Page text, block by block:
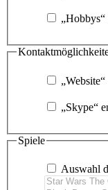
„Hobbys“
„Skype“
Spiele
Auswahl